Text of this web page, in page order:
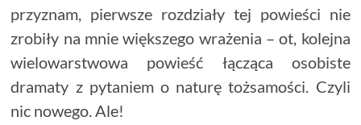
przyznam, pierwsze rozdziały tej powieści nie
zrobiły na mnie większego wrażenia – ot, kolejna
wielowarstwowa powieść łącząca osobiste
dramaty z pytaniem o naturę tożsamości. Czyli
nic nowego. Ale!